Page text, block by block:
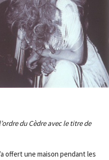
du Cèdre avec le titre de
offert une maison pendant les